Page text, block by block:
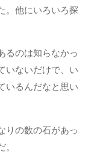
。他にいろいろ探
るのは知らなかっ
いないだけで、い
いるんだなと思い
りの数の石があっ